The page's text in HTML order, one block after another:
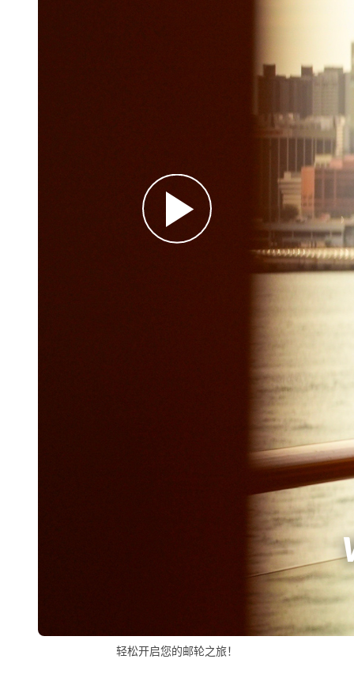
轻松开启您的邮轮之旅！